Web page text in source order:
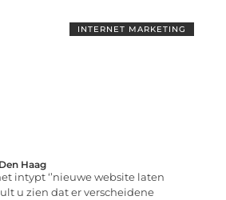
INTERNET MARKETING
Haag
intypt ‘’nieuwe website laten
u zien dat er verscheidene